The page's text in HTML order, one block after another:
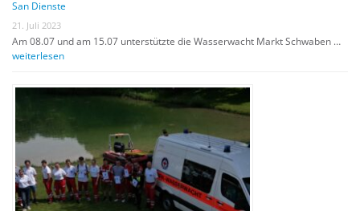
San Dienste
21. Juli 2023
Am 08.07 und am 15.07 unterstützte die Wasserwacht Markt Schwaben …
weiterlesen